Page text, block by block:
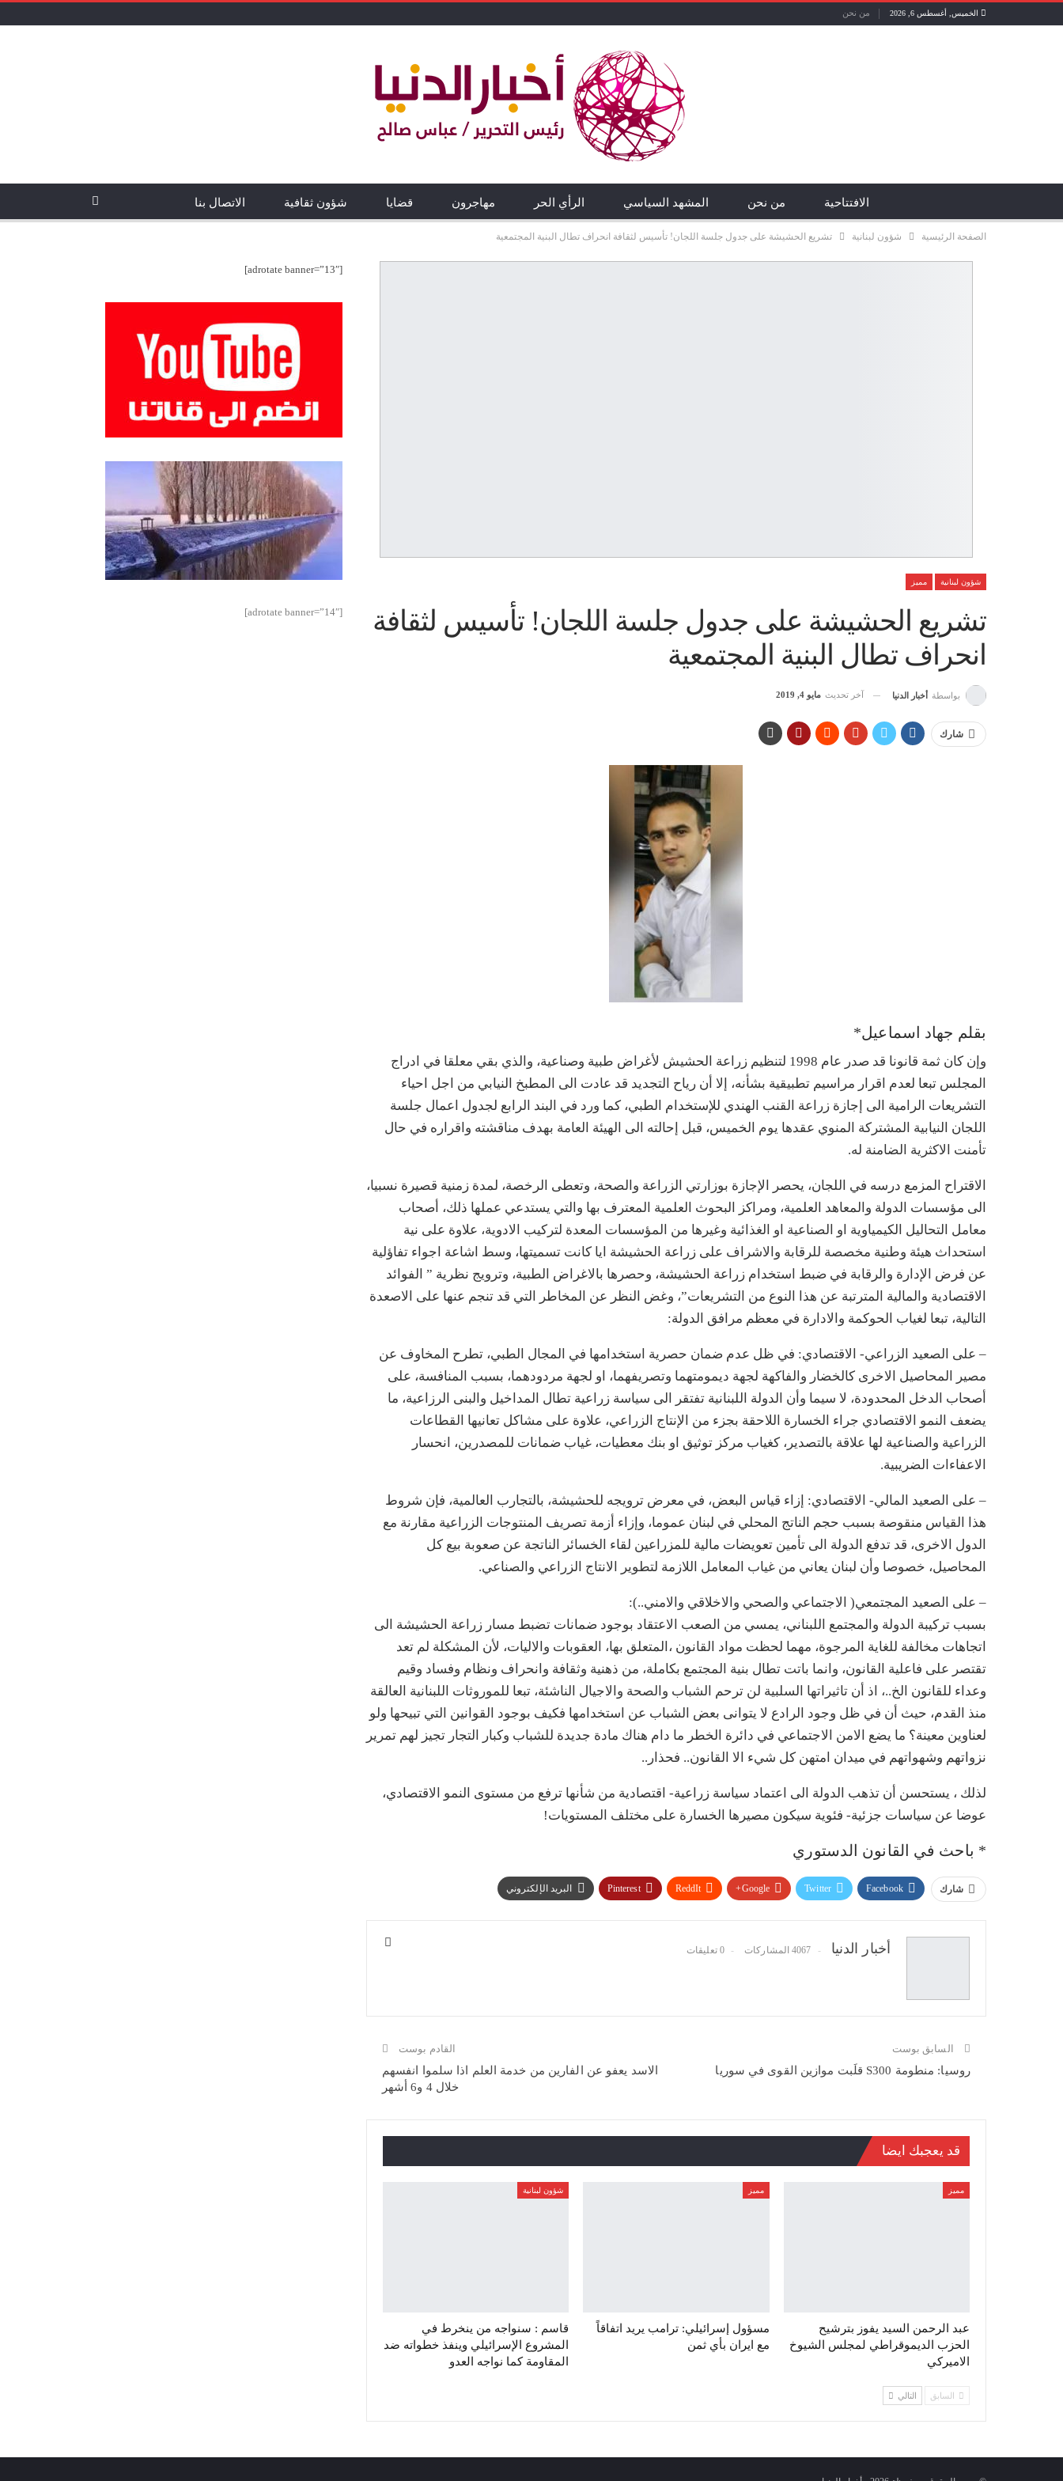
الخميس, أغسطس 6, 2026 من نحن
الافتتاحية من نحن المشهد السياسي الرأي الحر مهاجرون قضايا شؤون ثقافية الاتصال بنا
الصفحة الرئيسية شؤون لبنانية تشريع الحشيشة على جدول جلسة اللجان! تأسيس لثقافة انحراف تطال البنية المجتمعية
شؤون لبنانية مميز
تشريع الحشيشة على جدول جلسة اللجان! تأسيس لثقافة
انحراف تطال البنية المجتمعية
بواسطة أخبار الدنيا آخر تحديث مايو 4, 2019
شارك
بقلم جهاد اسماعيل*
وإن كان ثمة قانونا قد صدر عام 1998 لتنظيم زراعة الحشيش لأغراض طبية وصناعية، والذي بقي معلقا في ادراج
المجلس تبعا لعدم اقرار مراسيم تطبيقية بشأنه، إلا أن رياح التجديد قد عادت الى المطبخ النيابي من اجل احياء
التشريعات الرامية الى إجازة زراعة القنب الهندي للإستخدام الطبي، كما ورد في البند الرابع لجدول اعمال جلسة
اللجان النيابية المشتركة المنوي عقدها يوم الخميس، قبل إحالته الى الهيئة العامة بهدف مناقشته واقراره في حال
تأمنت الاكثرية الضامنة له.
الاقتراح المزمع درسه في اللجان، يحصر الإجازة بوزارتي الزراعة والصحة، وتعطى الرخصة، لمدة زمنية قصيرة نسبيا،
الى مؤسسات الدولة والمعاهد العلمية، ومراكز البحوث العلمية المعترف بها والتي يستدعي عملها ذلك، أصحاب
معامل التحاليل الكيمياوية او الصناعية او الغذائية وغيرها من المؤسسات المعدة لتركيب الادوية، علاوة على نية
استحداث هيئة وطنية مخصصة للرقابة والاشراف على زراعة الحشيشة ايا كانت تسميتها، وسط اشاعة اجواء تفاؤلية
عن فرض الإدارة والرقابة في ضبط استخدام زراعة الحشيشة، وحصرها بالاغراض الطبية، وترويج نظرية ” الفوائد
الاقتصادية والمالية المترتبة عن هذا النوع من التشريعات”، وغض النظر عن المخاطر التي قد تنجم عنها على الاصعدة
التالية، تبعا لغياب الحوكمة والادارة في معظم مرافق الدولة:
– على الصعيد الزراعي- الاقتصادي: في ظل عدم ضمان حصرية استخدامها في المجال الطبي، تطرح المخاوف عن
مصير المحاصيل الاخرى كالخضار والفاكهة لجهة ديمومتهما وتصريفهما، او لجهة مردودهما، بسبب المنافسة، على
أصحاب الدخل المحدودة، لا سيما وأن الدولة اللبنانية تفتقر الى سياسة زراعية تطال المداخيل والبنى الرزاعية، ما
يضعف النمو الاقتصادي جراء الخسارة اللاحقة بجزء من الإنتاج الزراعي، علاوة على مشاكل تعانيها القطاعات
الزراعية والصناعية لها علاقة بالتصدير، كغياب مركز توثيق او بنك معطيات، غياب ضمانات للمصدرين، انحسار
الاعفاءات الضريبية.
– على الصعيد المالي- الاقتصادي: إزاء قياس البعض، في معرض ترويجه للحشيشة، بالتجارب العالمية، فإن شروط
هذا القياس منقوصة بسبب حجم الناتج المحلي في لبنان عموما، وإزاء أزمة تصريف المنتوجات الزراعية مقارنة مع
الدول الاخرى، قد تدفع الدولة الى تأمين تعويضات مالية للمزراعين لقاء الخسائر الناتجة عن صعوبة بيع كل
المحاصيل، خصوصا وأن لبنان يعاني من غياب المعامل اللازمة لتطوير الانتاج الزراعي والصناعي.
– على الصعيد المجتمعي( الاجتماعي والصحي والاخلاقي والامني..):
بسبب تركيبة الدولة والمجتمع اللبناني، يمسي من الصعب الاعتقاد بوجود ضمانات تضبط مسار زراعة الحشيشة الى
اتجاهات مخالفة للغاية المرجوة، مهما لحظت مواد القانون ،المتعلق بها، العقوبات والاليات، لأن المشكلة لم تعد
تقتصر على فاعلية القانون، وانما باتت تطال بنية المجتمع بكاملة، من ذهنية وثقافة وانحراف ونظام وفساد وقيم
وعداء للقانون الخ..، اذ أن تاثيراتها السلبية لن ترحم الشباب والصحة والاجيال الناشئة، تبعا للموروثات اللبنانية العالقة
منذ القدم، حيث أن في ظل وجود الرادع لا يتوانى بعض الشباب عن استخدامها فكيف بوجود القوانين التي تبيحها ولو
لعناوين معينة؟ ما يضع الامن الاجتماعي في دائرة الخطر ما دام هناك مادة جديدة للشباب وكبار التجار تجيز لهم تمرير
نزواتهم وشهواتهم في ميدان امتهن كل شيء الا القانون.. فحذار..
لذلك ، يستحسن أن تذهب الدولة الى اعتماد سياسة زراعية- اقتصادية من شأنها ترفع من مستوى النمو الاقتصادي،
عوضا عن سياسات جزئية- فئوية سيكون مصيرها الخسارة على مختلف المستويات!
* باحث في القانون الدستوري
شارك Facebook
Twitter
Google+
ReddIt
Pinterest البريد الإلكتروني
أخبار الدنيا 4067 المشاركات 0 تعليقات
السابق بوست
روسيا: منطومة S300 قلَبت موازين القوى في سوريا
القادم بوست
الاسد يعفو عن الفارين من خدمة العلم اذا سلموا انفسهم
خلال 4 و6 أشهر
قد يعجبك ايضا
مميز
عبد الرحمن السيد يفوز بترشيح
الحزب الديموقراطي لمجلس الشيوخ
الاميركي
مميز
مسؤول إسرائيلي: ترامب يريد اتفاقاً
مع ايران بأي ثمن
شؤون لبنانية
قاسم : سنواجه من ينخرط في
المشروع الإسرائيلي وينفذ خطواته ضد
المقاومة كما نواجه العدو
السابق التالي
[adrotate banner=”13″]
[adrotate banner=”14″]